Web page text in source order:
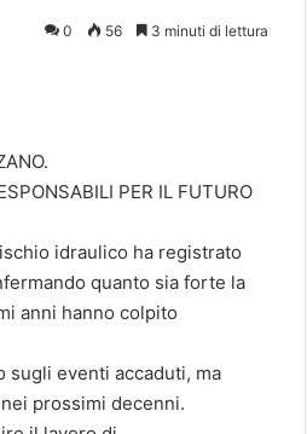
0 56 3 minuti di lettura
PER IL FUTURO
idraulico ha registrato
quanto sia forte la
anni hanno colpito
sugli eventi accaduti, ma
prossimi decenni.